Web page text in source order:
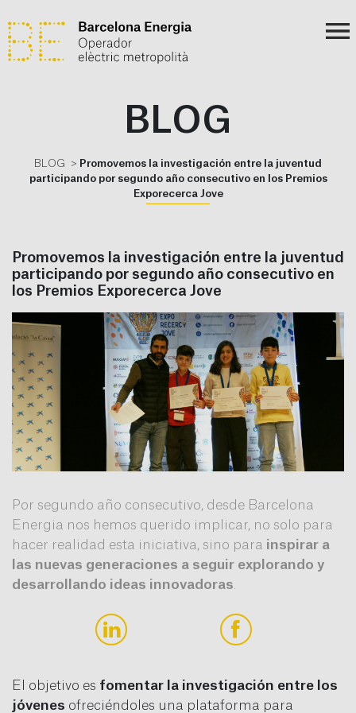
BLOG
BLOG
Promovemos la investigación entre la juventud
participando por segundo año consecutivo en los Premios
Exporecerca Jove
Promovemos la investigación entre la juventud
participando por segundo año consecutivo en
los Premios Exporecerca Jove
Por segundo año consecutivo, desde Barcelona
Energia nos hemos querido implicar, no solo para
hacer realidad esta iniciativa, sino para inspirar a
las nuevas generaciones a seguir explorando y
desarrollando ideas innovadoras
El objetivo es fomentar la investigación entre los
jóvenes ofreciéndoles una plataforma para